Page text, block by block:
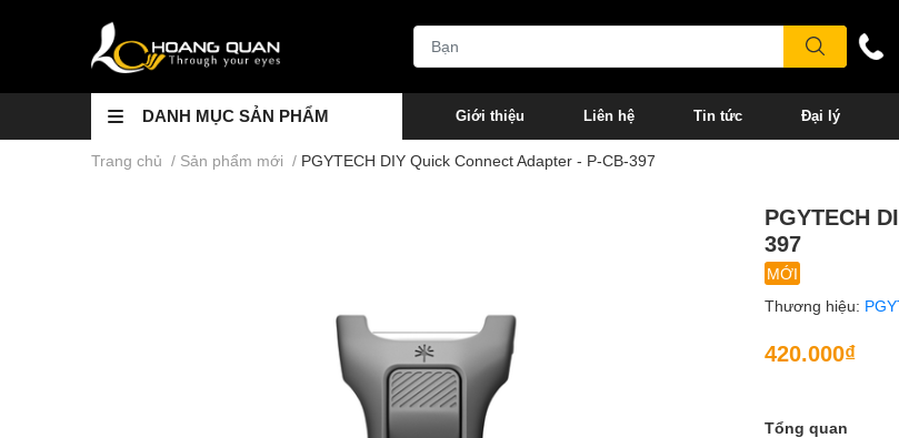
DANH MỤC SẢN PHẨM Giới thiệu Liên hệ Tin tức Đại lý
Trang chủ / Sản phẩm mới / PGYTECH DIY Quick Connect Adapter - P-CB-397
PGYTECH
397
MỚI
Thương hiệu:
420.000₫
Tổng quan